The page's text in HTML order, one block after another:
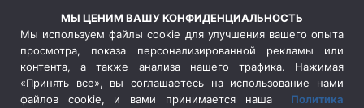
(510)
Сельское хозяйство (3)
Социальная политика
(3)
Спецоперация в Украине
Спецоперация на Украине
(404)
МЫ ЦЕНИМ ВАШУ КОНФИДЕНЦИАЛЬНОСТЬ
Мы используем файлы cookie для улучшения вашего опыта
просмотра, показа персонализированной рекламы или
контента, а также анализа нашего трафика. Нажимая
«Принять все», вы соглашаетесь на использование нами
файлов cookie, и вами принимается наша Политика